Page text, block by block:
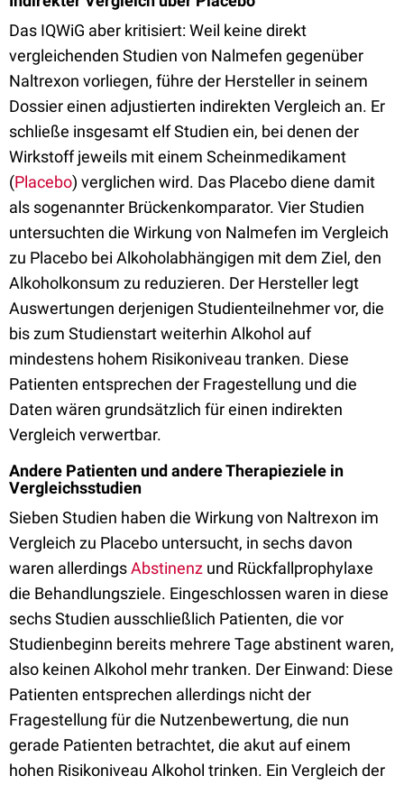
Das IQWiG aber kritisiert: Weil keine direkt
vergleichenden Studien von Nalmefen gegenüber
Naltrexon vorliegen, führe der Hersteller in seinem
Dossier einen adjustierten indirekten Vergleich an. Er
schließe insgesamt elf Studien ein, bei denen der
Wirkstoff jeweils mit einem Scheinmedikament
(Placebo) verglichen wird. Das Placebo diene damit
als sogenannter Brückenkomparator. Vier Studien
untersuchten die Wirkung von Nalmefen im Vergleich
zu Placebo bei Alkoholabhängigen mit dem Ziel, den
Alkoholkonsum zu reduzieren. Der Hersteller legt
Auswertungen derjenigen Studienteilnehmer vor, die
bis zum Studienstart weiterhin Alkohol auf
mindestens hohem Risikoniveau tranken. Diese
Patienten entsprechen der Fragestellung und die
Daten wären grundsätzlich für einen indirekten
Vergleich verwertbar.
Andere Patienten und andere Therapieziele in
Vergleichsstudien
Sieben Studien haben die Wirkung von Naltrexon im
Vergleich zu Placebo untersucht, in sechs davon
waren allerdingsAbstinenz und Rückfallprophylaxe
die Behandlungsziele. Eingeschlossen waren in diese
sechs Studien ausschließlich Patienten, die vor
Studienbeginn bereits mehrere Tage abstinent waren,
also keinen Alkohol mehr tranken. Der Einwand: Diese
Patienten entsprechen allerdings nicht der
Fragestellung für die Nutzenbewertung, die nun
gerade Patienten betrachtet, die akut auf einem
hohen Risikoniveau Alkohol trinken. Ein Vergleich der